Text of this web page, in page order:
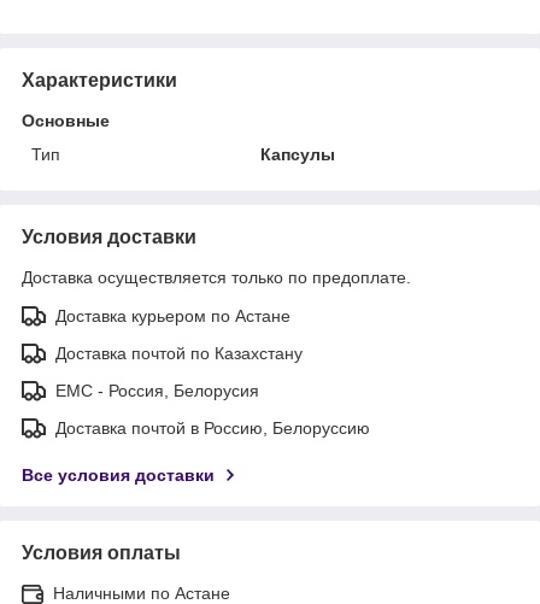
Характеристики
Основные
Тип
Капсулы
Условия доставки
Доставка осуществляется только по предоплате.
Доставка курьером по Астане
Доставка почтой по Казахстану
ЕМС - Россия, Белорусия
Доставка почтой в Россию, Белоруссию
Все условия доставки
Условия оплаты
Наличными по Астане